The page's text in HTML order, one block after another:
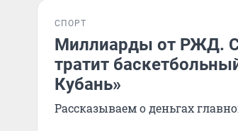
СПОРТ
Миллиарды от РЖД.
тратит
Кубань»
Рассказываем о деньгах